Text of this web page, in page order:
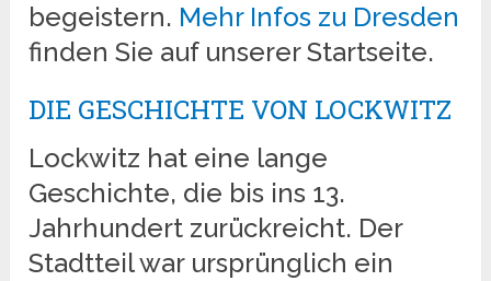
begeistern. Mehr Infos zu Dresden
finden Sie auf unserer Startseite.
DIE GESCHICHTE VON LOCKWITZ
Lockwitz hat eine lange
Geschichte, die bis ins 13.
Jahrhundert zurückreicht. Der
Stadtteil war ursprünglich ein